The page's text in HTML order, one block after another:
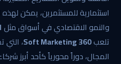
استثمارية للمستثمرين، يمكن لهذه
والنمو الاقتصادي في أسواق مثل
تلعب360 Soft Marketing
،
المجال، دوراً محورياً كأحد أبرز